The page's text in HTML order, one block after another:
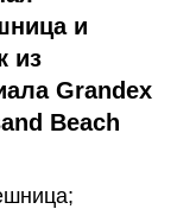
и
из
Grandex
Beach